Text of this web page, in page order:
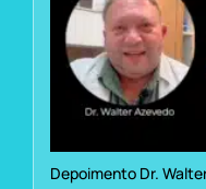
Depoimento Dr.